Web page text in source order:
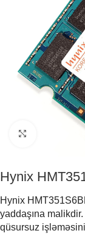
Click to
Hynix
Hynix
yaddaşına
qüsursuz